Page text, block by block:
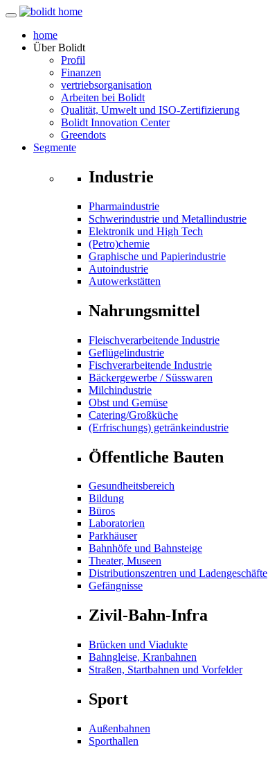
home
ÜberBolidt
Profil
Finanzen
vertriebsorganisation
Arbeiten bei Bolidt
Qualität, Umwelt und ISO-Zertifizierung
Bolidt Innovation Center
Greendots
Segmente
Industrie
Pharmaindustrie
Schwerindustrie und Metallindustrie
Elektronik und High Tech
(Petro)chemie
Graphische und Papierindustrie
Autoindustrie
Autowerkstätten
Nahrungsmittel
Fleischverarbeitende Industrie
Geflügelindustrie
Fischverarbeitende Industrie
Bäckergewerbe / Süsswaren
Milchindustrie
Obst und Gemüse
Catering/Großküche
(Erfrischungs) getränkeindustrie
Öffentliche Bauten
Gesundheitsbereich
Bildung
Büros
Laboratorien
Parkhäuser
Bahnhöfe und Bahnsteige
Theater, Museen
Distributionszentren und Ladengeschäfte
Gefängnisse
Zivil-Bahn-Infra
Brücken und Viadukte
Bahngleise, Kranbahnen
Straßen, Startbahnen und Vorfelder
Sport
Außenbahnen
Sporthallen